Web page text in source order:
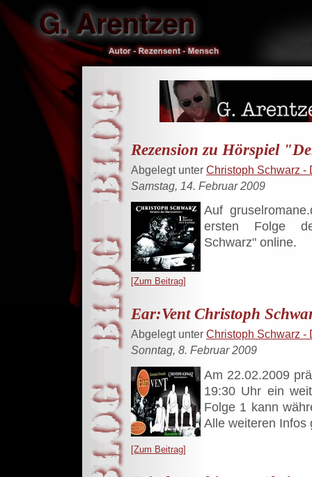
Rezension zu Hörspiel
Abgelegt unter Christoph Schwarz -
Samstag, 14. Februar 2009
Auf
ersten Folge
Schwarz" online.
[Zum Beitrag]
Ear:Vent Christoph
Abgelegt unter Christoph Schwarz -
Sonntag, 8. Februar 2009
Am 22.02.2009
19:30 Uhr ein
Folge 1 kann
Alle weiteren Infos
[Zum Beitrag]